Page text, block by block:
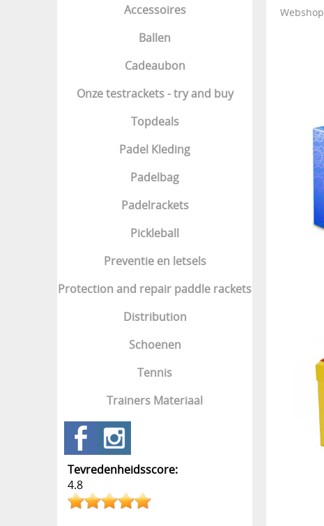
Accessoires
Ballen
Cadeaubon
Onze testrackets - try and buy
Topdeals
Padel Kleding
Padelbag
Padelrackets
Pickleball
Preventie en letsels
Protection and repair paddle rackets
Distribution
Schoenen
Tennis
Trainers Materiaal
Tevredenheidsscore:
4.8
Webshop